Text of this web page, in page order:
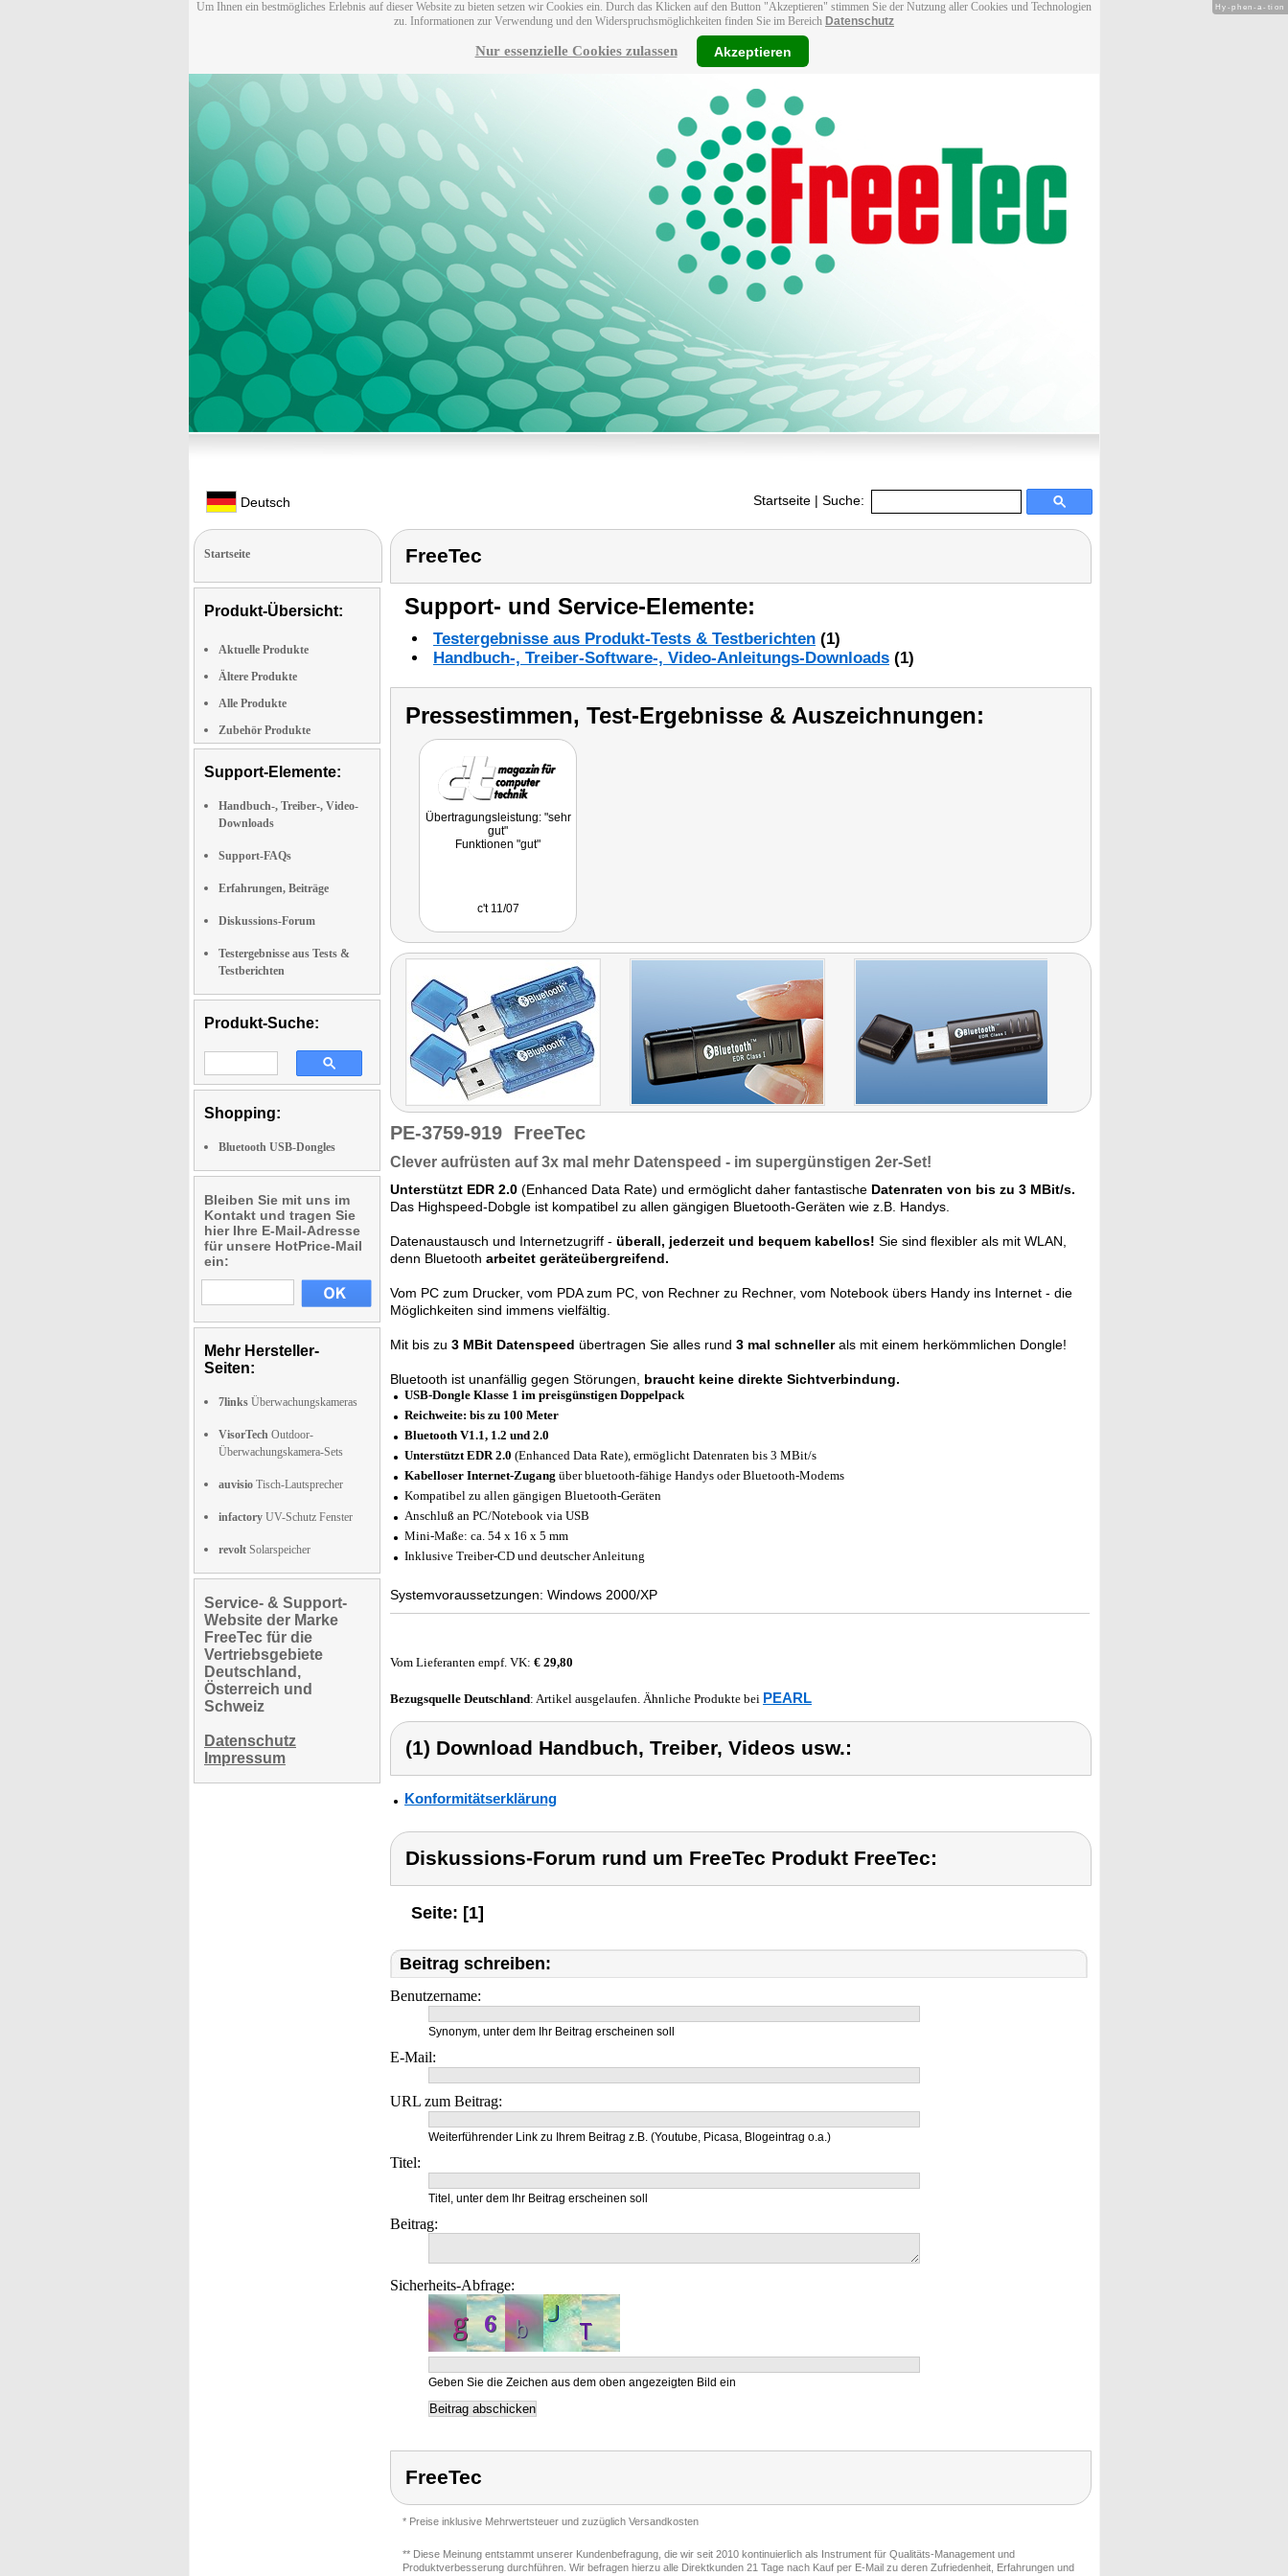
Um Ihnen ein bestmögliches Erlebnis auf dieser Website zu bieten setzen wir Cookies ein. Durch das Klicken auf den Button "Akzeptieren" stimmen Sie der Nutzung aller Cookies und Technologien
zu. Informationen zur Verwendung und den Widerspruchsmöglichkeiten finden Sie im Bereich Datenschutz
Nur essenzielle Cookies zulassen Akzeptieren
Deutsch Startseite | Suche:
Startseite
Produkt-Übersicht:
Aktuelle Produkte
Ältere Produkte
Alle Produkte
Zubehör Produkte
Support-Elemente:
Handbuch-, Treiber-, Video-
Downloads
Support-FAQs
Erfahrungen, Beiträge
Diskussions-Forum
Testergebnisse aus Tests &
Testberichten
Produkt-Suche:
Shopping:
Bluetooth USB-Dongles
Bleiben Sie mit uns im
Kontakt und tragen Sie
hier Ihre E-Mail-Adresse
für unsere HotPrice-Mail
ein:
Mehr Hersteller-
Seiten:
7links Überwachungskameras
VisorTech Outdoor-
Überwachungskamera-Sets
auvisio Tisch-Lautsprecher
infactory UV-Schutz Fenster
revolt Solarspeicher
Service- & Support-
Website der Marke
FreeTec für die
Vertriebsgebiete
Deutschland,
Österreich und
Schweiz
Datenschutz
Impressum
FreeTec
Support- und Service-Elemente:
Testergebnisse aus Produkt-Tests & Testberichten (1)
Handbuch-, Treiber-Software-, Video-Anleitungs-Downloads (1)
Pressestimmen, Test-Ergebnisse & Auszeichnungen:
Übertragungsleistung: "sehr
gut"
Funktionen "gut"
c't 11/07
PE-3759-919 FreeTec
Clever aufrüsten auf 3x mal mehr Datenspeed - im supergünstigen 2er-Set!
Unterstützt EDR 2.0 (Enhanced Data Rate) und ermöglicht daher fantastische Datenraten von bis zu 3 MBit/s.
Das Highspeed-Dobgle ist kompatibel zu allen gängigen Bluetooth-Geräten wie z.B. Handys.
Datenaustausch und Internetzugriff - überall, jederzeit und bequem kabellos! Sie sind flexibler als mit WLAN,
denn Bluetooth arbeitet geräteübergreifend.
Vom PC zum Drucker, vom PDA zum PC, von Rechner zu Rechner, vom Notebook übers Handy ins Internet - die
Möglichkeiten sind immens vielfältig.
Mit bis zu 3 MBit Datenspeed übertragen Sie alles rund 3 mal schnellerals mit einem herkömmlichen Dongle!
Bluetooth ist unanfällig gegen Störungen, braucht keine direkte Sichtverbindung.
USB-Dongle Klasse 1 im preisgünstigen Doppelpack
Reichweite: bis zu 100 Meter
Bluetooth V1.1, 1.2 und 2.0
Unterstützt EDR 2.0 (Enhanced Data Rate), ermöglicht Datenraten bis 3 MBit/s
Kabelloser Internet-Zugang über bluetooth-fähige Handys oder Bluetooth-Modems
Kompatibel zu allen gängigen Bluetooth-Geräten
Anschluß an PC/Notebook via USB
Mini-Maße: ca. 54 x 16 x 5 mm
Inklusive Treiber-CD und deutscher Anleitung
Systemvoraussetzungen: Windows 2000/XP
Vom Lieferanten empf. VK: € 29,80
Bezugsquelle Deutschland: Artikel ausgelaufen. Ähnliche Produkte bei PEARL
(1) Download Handbuch, Treiber, Videos usw.:
Konformitätserklärung
Diskussions-Forum rund um FreeTec Produkt FreeTec:
Seite: [1]
Beitrag schreiben:
Benutzername:
Synonym, unter dem Ihr Beitrag erscheinen soll
E-Mail:
URL zum Beitrag:
Weiterführender Link zu Ihrem Beitrag z.B. (Youtube, Picasa, Blogeintrag o.a.)
Titel:
Titel, unter dem Ihr Beitrag erscheinen soll
Beitrag:
Sicherheits-Abfrage:
Geben Sie die Zeichen aus dem oben angezeigten Bild ein
FreeTec
* Preise inklusive Mehrwertsteuer und zuzüglich Versandkosten
** Diese Meinung entstammt unserer Kundenbefragung, die wir seit 2010 kontinuierlich als Instrument für Qualitäts-Management und
Produktverbesserung durchführen. Wir befragen hierzu alle Direktkunden 21 Tage nach Kauf per E-Mail zu deren Zufriedenheit, Erfahrungen und
Hy-phen-a-tion